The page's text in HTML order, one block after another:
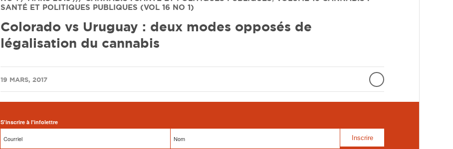
SANTÉ ET POLITIQUES PUBLIQUES (VOL 16 NO 1)
Colorado vs Uruguay : deux modes opposés de
légalisation du cannabis
19 MARS, 2017
S'inscrire à l'infolettre